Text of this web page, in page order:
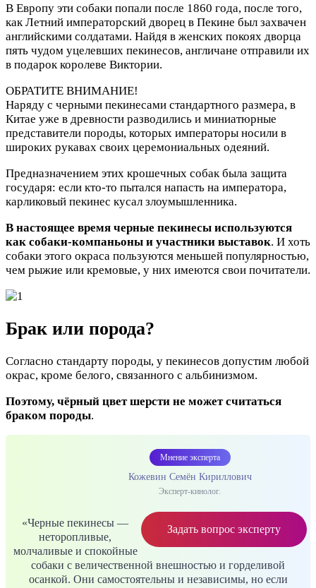
В Европу эти собаки попали после 1860 года, после того,
как Летний императорский дворец в Пекине был захвачен
английскими солдатами. Найдя в женских покоях дворца
пять чудом уцелевших пекинесов, англичане отправили их
в подарок королеве Виктории.
ОБРАТИТЕ ВНИМАНИЕ!
Наряду с черными пекинесами стандартного размера, в
Китае уже в древности разводились и миниатюрные
представители породы, которых императоры носили в
широких рукавах своих церемониальных одеяний.
Предназначением этих крошечных собак была защита
государя: если кто-то пытался напасть на императора,
карликовый пекинес кусал злоумышленника.
В настоящее время черные пекинесы используются
как собаки-компаньоны и участники выставок. И хоть
собаки этого окраса пользуются меньшей популярностью,
чем рыжие или кремовые, у них имеются свои почитатели.
Брак или порода?
Согласно стандарту породы, у пекинесов допустим любой
окрас, кроме белого, связанного с альбинизмом.
Поэтому, чёрный цвет шерсти не может считаться
браком породы.
Мнение эксперта
Кожевин Семён Кириллович
Эксперт-кинолог.
Задать вопрос эксперту
«Черные пекинесы —
неторопливые,
молчаливые и спокойные
собаки с величественной внешностью и горделивой
осанкой. Они самостоятельны и независимы, но если